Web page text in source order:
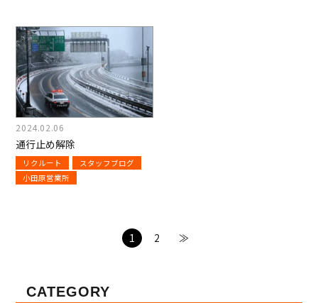
2024.02.06
通行止め解除
リクルート
スタッフブログ
小田原営業所
1 2 ≫
CATEGORY